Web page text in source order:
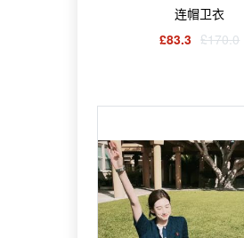
连帽卫衣
£83.3 £170.0